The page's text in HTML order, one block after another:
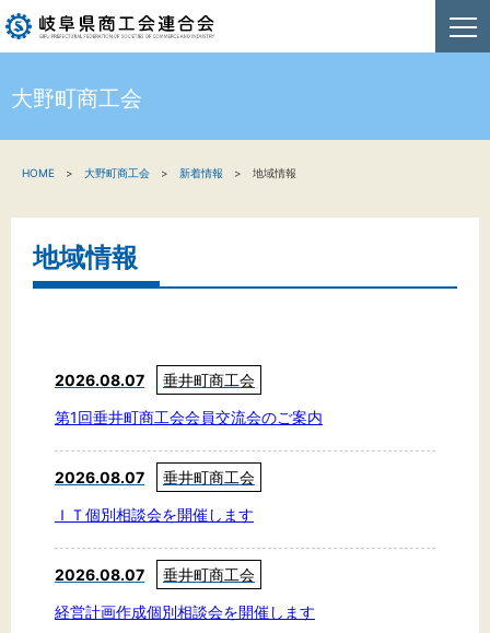
新着情報
関係機関の方へ
お問い合わせ
文字サイズ
背景色
大野町商工会
HOME 大野町商工会 新着情報 地域情報
地域情報
2026.08.07
垂井町商工会
第1回垂井町商工会会員交流会のご案内
2026.08.07
垂井町商工会
ＩＴ個別相談会を開催します
2026.08.07
垂井町商工会
経営計画作成個別相談会を開催します